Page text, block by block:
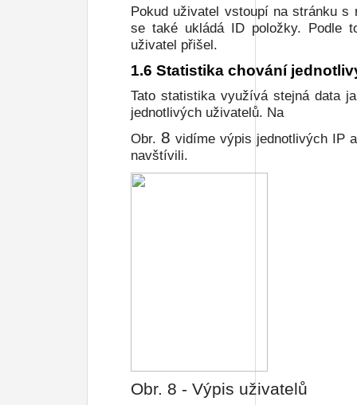
Pokud uživatel vstoupí na stránku
se také ukládá ID položky. Podle
uživatel přišel.
1.6 Statistika chování
Tato statistika využívá stejná data
jednotlivých uživatelů. Na
Obr. 8 vidíme výpis jednotlivých IP
navštívili.
Obr. 8 - Výpis uživatelů